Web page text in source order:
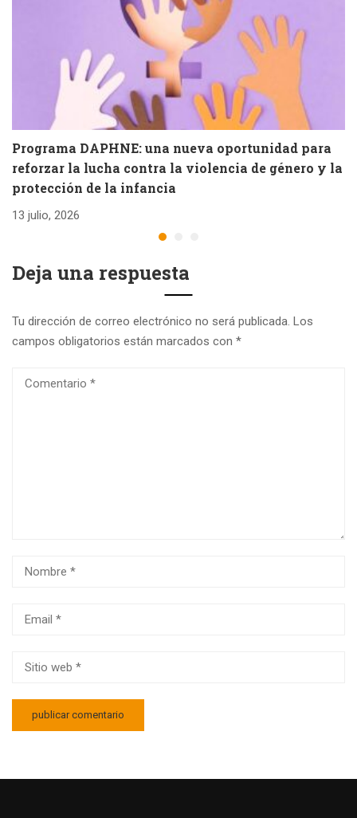
Programa DAPHNE: una nueva oportunidad para
reforzar la lucha contra la violencia de género y la
protección de la infancia
13 julio, 2026
Deja una respuesta
Tu dirección de correo electrónico no será publicada. Los
campos obligatorios están marcados con *